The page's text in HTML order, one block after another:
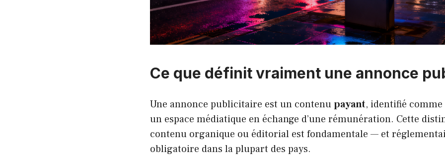
Ce que définit vraiment une annonce
Une annonce publicitaire est un contenupayant, identifié
un espace médiatique en échange d’une rémunération. Cette
contenu organique ou éditorial est fondamentale — et
obligatoire dans la plupart des pays.